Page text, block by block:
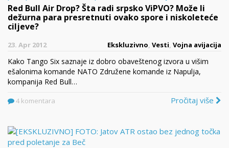
Red Bull Air Drop? Šta radi srpsko ViPVO? Može li
dežurna para presretnuti ovako spore i niskoleteće
ciljeve?
23. Apr 2012 Ekskluzivno, Vesti, Vojna avijacija
Kako Tango Six saznaje iz dobro obaveštenog izvora u višim
ešalonima komande NATO Združene komande iz Napulja,
kompanija Red Bull…
4 komentara Pročitaj više